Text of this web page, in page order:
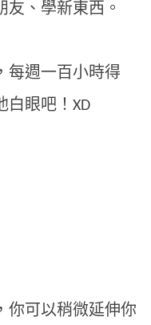
、學新東西。
每週一百小時得
白眼吧！XD
你可以稍微延伸你